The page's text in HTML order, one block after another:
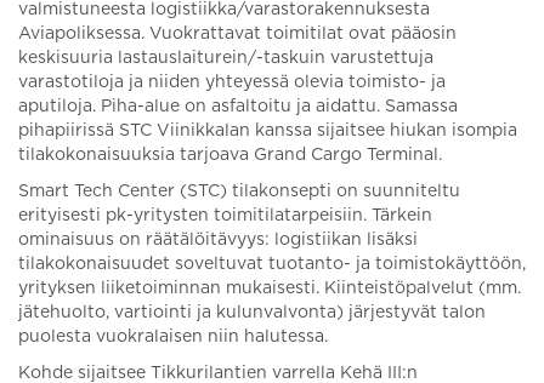
valmistuneesta logistiikka/varastorakennuksesta
Aviapoliksessa. Vuokrattavat toimitilat ovat pääosin
keskisuuria lastauslaiturein/-taskuin varustettuja
varastotiloja ja niiden yhteyessä olevia toimisto- ja
aputiloja. Piha-alue on asfaltoitu ja aidattu. Samassa
pihapiirissä STC Viinikkalan kanssa sijaitsee hiukan isompia
tilakokonaisuuksia tarjoava Grand Cargo Terminal.
Smart Tech Center (STC) tilakonsepti on suunniteltu
erityisesti pk-yritysten toimitilatarpeisiin. Tärkein
ominaisuus on räätälöitävyys: logistiikan lisäksi
tilakokonaisuudet soveltuvat tuotanto- ja toimistokäyttöön,
yrityksen liiketoiminnan mukaisesti. Kiinteistöpalvelut (mm.
jätehuolto, vartiointi ja kulunvalvonta) järjestyvät talon
puolesta vuokralaisen niin halutessa.
Kohde sijaitsee Tikkurilantien varrella Kehä III:n